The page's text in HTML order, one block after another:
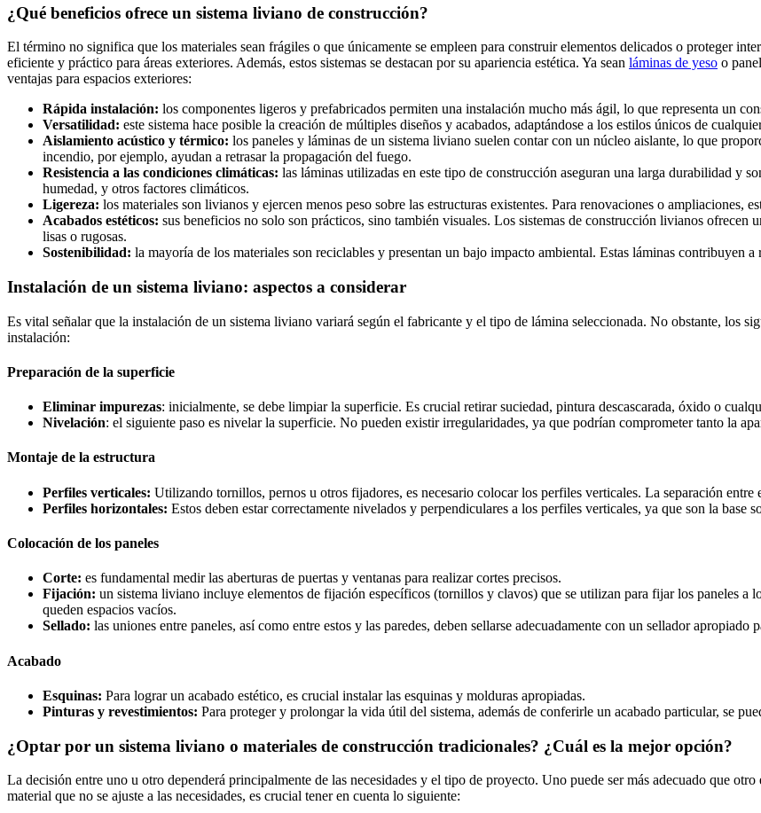
¿Qué beneficios ofrece un sistema liviano de construcción?
El término no significa que los materiales sean frágiles o que únicamente se empleen para construir elementos delicados o proteger
eficiente y práctico para áreas exteriores. Además, estos sistemas se destacan por su apariencia estética. Ya sean láminas de yeso o
ventajas para espacios exteriores:
Rápida instalación: los componentes ligeros y prefabricados permiten una instalación mucho más ágil, lo que representa un
Versatilidad: este sistema hace posible la creación de múltiples diseños y acabados, adaptándose a los estilos únicos de
Aislamiento acústico y térmico: los paneles y láminas de un sistema liviano suelen contar con un núcleo aislante, lo que
incendio, por ejemplo, ayudan a retrasar la propagación del fuego.
Resistencia a las condiciones climáticas: las láminas utilizadas en este tipo de construcción aseguran una larga durabilidad y
humedad, y otros factores climáticos.
Ligereza: los materiales son livianos y ejercen menos peso sobre las estructuras existentes. Para renovaciones o ampliaciones,
Acabados estéticos: sus beneficios no solo son prácticos, sino también visuales. Los sistemas de construcción livianos ofrecen
lisas o rugosas.
Sostenibilidad: la mayoría de los materiales son reciclables y presentan un bajo impacto ambiental. Estas láminas contribuyen
Instalación de un sistema liviano: aspectos a considerar
Es vital señalar que la instalación de un sistema liviano variará según el fabricante y el tipo de lámina seleccionada. No obstante, los
instalación:
Preparación de la superficie
Eliminar impurezas: inicialmente, se debe limpiar la superficie. Es crucial retirar suciedad, pintura descascarada, óxido o
Nivelación: el siguiente paso es nivelar la superficie. No pueden existir irregularidades, ya que podrían comprometer tanto la
Montaje de la estructura
Perfiles verticales: Utilizando tornillos, pernos u otros fijadores, es necesario colocar los perfiles verticales. La separación
Perfiles horizontales: Estos deben estar correctamente nivelados y perpendiculares a los perfiles verticales, ya que son la base
Colocación de los paneles
Corte: es fundamental medir las aberturas de puertas y ventanas para realizar cortes precisos.
Fijación: un sistema liviano incluye elementos de fijación específicos (tornillos y clavos) que se utilizan para fijar los paneles a
queden espacios vacíos.
Sellado: las uniones entre paneles, así como entre estos y las paredes, deben sellarse adecuadamente con un sellador apropiado
Acabado
Esquinas: Para lograr un acabado estético, es crucial instalar las esquinas y molduras apropiadas.
Pinturas y revestimientos: Para proteger y prolongar la vida útil del sistema, además de conferirle un acabado particular, se
¿Optar por un sistema liviano o materiales de construcción tradicionales? ¿Cuál es la mejor opción?
La decisión entre uno u otro dependerá principalmente de las necesidades y el tipo de proyecto. Uno puede ser más adecuado que
material que no se ajuste a las necesidades, es crucial tener en cuenta lo siguiente: